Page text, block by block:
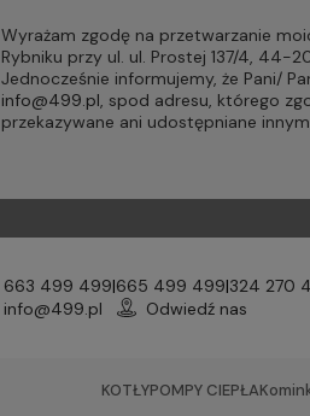
Wyrażam zgodę na przetwarzanie
Rybniku przy ul. ul. Prostej 137/4, 44-
Jednocześnie informujemy, że Pani/
info@499.pl, spod adresu, którego
przekazywane ani udostępniane
663 499 499|665 499 499|324 270
info@499.pl
Odwiedź nas
KOTŁYPOMPY CIEPŁA